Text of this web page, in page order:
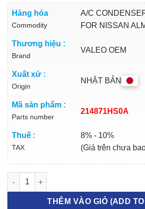
Hàng hóa
Commodity
A/C
FOR NISSAN
Thương hiệu :
Brand
VALEO OEM
Xuất xứ :
Origin
NHẬT BẢN
Mã sản phẩm :
Parts number
214871HS0A
Thuế :
TAX
8% - 10%
(Giá trên chưa
MOTOR QUẠT KÉT NƯỚC NISSAN
THÊM VÀO GIỎ (ADD